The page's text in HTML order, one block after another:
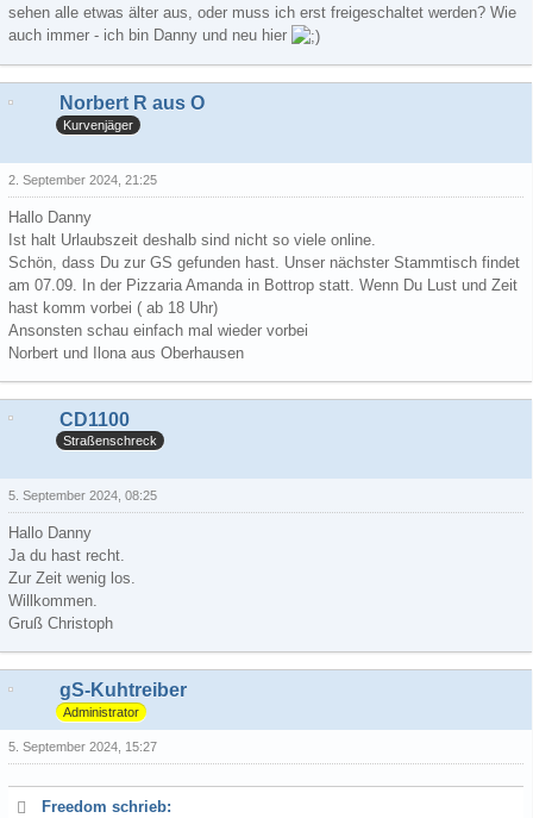
sehen alle etwas älter aus, oder muss ich erst freigeschaltet werden? Wie
auch immer - ich bin Danny und neu hier
Norbert R aus O
Kurvenjäger
2. September 2024, 21:25
Hallo Danny
Ist halt Urlaubszeit deshalb sind nicht so viele online.
Schön, dass Du zur GS gefunden hast. Unser nächster Stammtisch findet
am 07.09. In der Pizzaria Amanda in Bottrop statt. Wenn Du Lust und Zeit
hast komm vorbei ( ab 18 Uhr)
Ansonsten schau einfach mal wieder vorbei
Norbert und Ilona aus Oberhausen
CD1100
Straßenschreck
5. September 2024, 08:25
Hallo Danny
Ja du hast recht.
Zur Zeit wenig los.
Willkommen.
Gruß Christoph
gS-Kuhtreiber
Administrator
5. September 2024, 15:27
Freedom schrieb: